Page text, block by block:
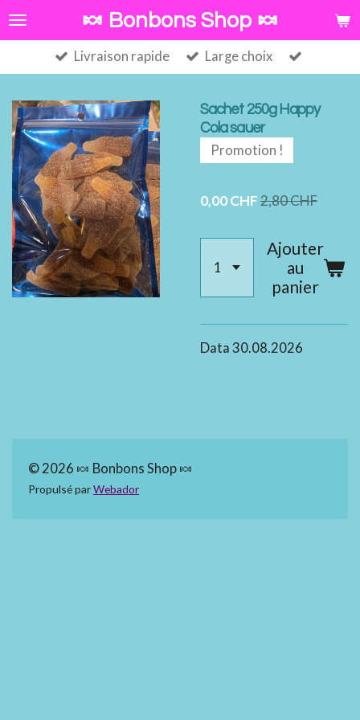
Passer
au
contenu
principal
🍬 Bonbons Shop 🍬
Livraison rapide Large choix
Sachet 250g Happy
Cola sauer
Promotion !
0,00 CHF2,80 CHF
Ajouter
au
panier
Data 30.08.2026
© 2026 🍬 Bonbons Shop 🍬
Propulsé parWebador